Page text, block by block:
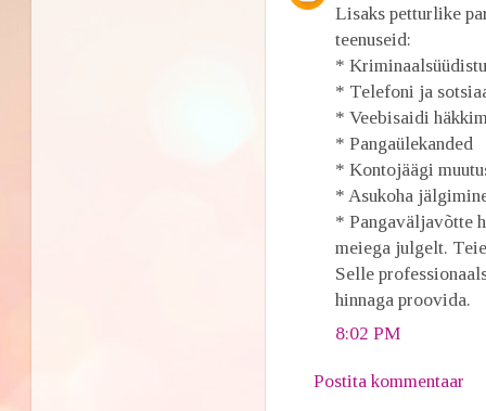
Lisaks petturlike
teenuseid:
*
* Telefoni ja
* Veebisaidi
* Pangaülekanded
* Kontojäägi
* Asukoha
* Pangaväljavõtte
meiega julgelt.
Selle
hinnaga proovida.
8:02 PM
Postita kommentaar